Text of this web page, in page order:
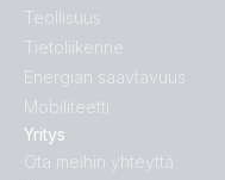
Teollisuus
Tietoliikenne
Energian saavtavuus
Mobiliteetti
Yritys
Ota meihin yhteyttä